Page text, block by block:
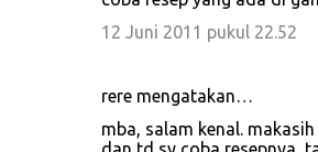
12 Juni 2011 pukul 22.52
rere mengatakan…
mba, salam kenal.